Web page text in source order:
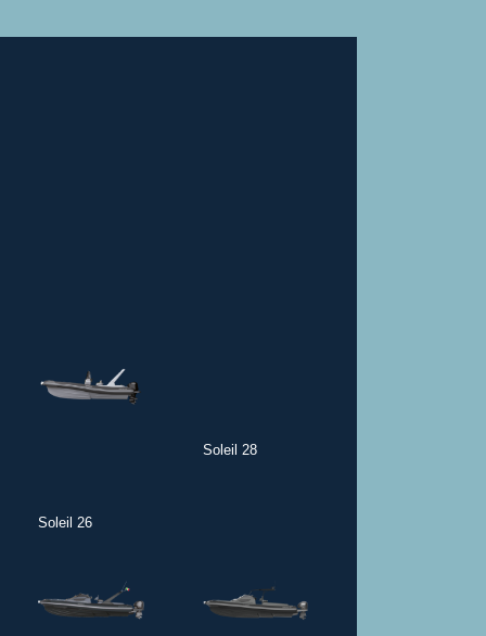
Soleil 26
Soleil 28